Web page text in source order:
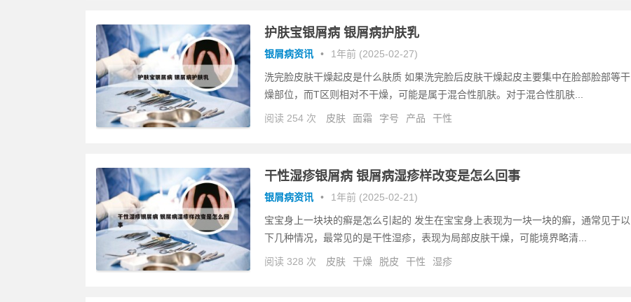
护肤宝银屑病 银屑病护肤乳
银屑病资讯 • 1年前 (2025-02-27)
洗完脸皮肤干燥起皮是什么肤质 如果洗完脸后皮肤干燥起皮主要集中在脸部脸部等干
燥部位，而T区则相对不干燥，可能是属于混合性肌肤。对于混合性肌肤...
阅读 254 次 皮肤 面霜 字号 产品 干性
干性湿疹银屑病 银屑病湿疹样改变是怎么回事
银屑病资讯 • 1年前 (2025-02-21)
宝宝身上一块块的癣是怎么引起的 发生在宝宝身上表现为一块一块的癣，通常见于以
下几种情况，最常见的是干性湿疹，表现为局部皮肤干燥，可能境界略清...
阅读 328 次 皮肤 干燥 脱皮 干性 湿疹